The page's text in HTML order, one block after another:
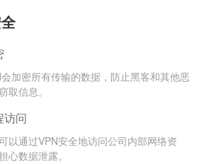
加密所有传输的数据，防止黑客和其他恶
取信息。
访问
以通过VPN安全地访问公司内部网络资
心数据泄露。